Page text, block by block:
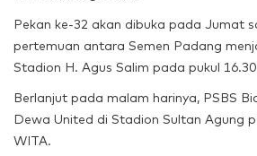
Pekan ke-32 akan dibuka pada Jumat
pertemuan antara Semen Padang
Stadion H. Agus Salim pada pukul
Berlanjut pada malam harinya, PSBS
Dewa United di Stadion Sultan Agung
WITA.